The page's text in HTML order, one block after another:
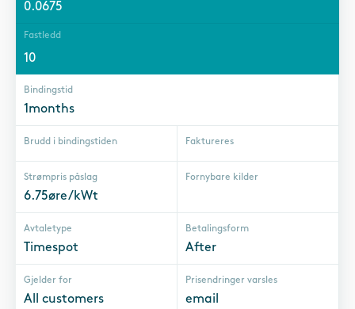
0.0675
Fastledd
10
Bindingstid
1months
Brudd i bindingstiden Faktureres
Strømpris påslag
6.75øre/kWt
Fornybare kilder
Avtaletype
Timespot
Betalingsform
After
Gjelder for
All customers
Prisendringer varsles
email